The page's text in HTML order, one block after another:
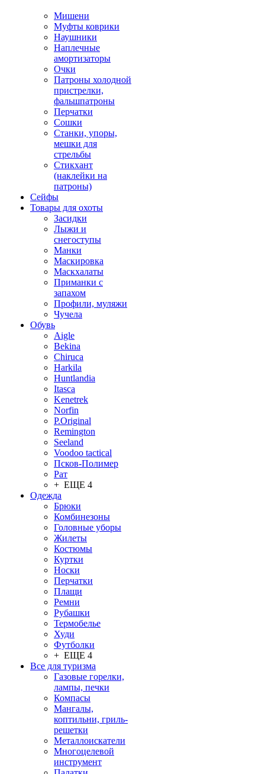
Мишени
Муфты коврики
Наушники
Наплечные
амортизаторы
Очки
Патроны холодной
пристрелки,
фальшпатроны
Перчатки
Сошки
Станки, упоры,
мешки для
стрельбы
Стикхант
(наклейки на
патроны)
Сейфы
Товары для охоты
Засидки
Лыжи и
снегоступы
Манки
Маскировка
Маскхалаты
Приманки с
запахом
Профили, муляжи
Чучела
Обувь
Aigle
Bekina
Chiruсa
Harkila
Huntlandia
Itasca
Kenetrek
Norfin
P.Original
Remington
Seeland
Voodoo tactical
Псков-Полимер
Рат
+ ЕЩЕ 4
Одежда
Брюки
Комбинезоны
Головные уборы
Жилеты
Костюмы
Куртки
Носки
Перчатки
Плащи
Ремни
Рубашки
Термобелье
Худи
Футболки
+ ЕЩЕ 4
Все для туризма
Газовые горелки,
лампы, печки
Компасы
Мангалы,
коптильни, гриль-
решетки
Металлоискатели
Многоцелевой
инструмент